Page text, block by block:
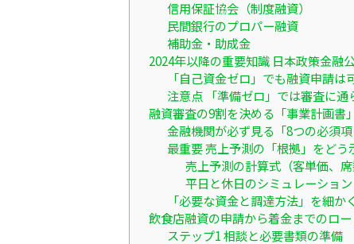
信用保証協会（制度融資）
民間銀行のプロパー融資
補助金・助成金
2024年以降の重要知識 日本政策金融
「自己資金ゼロ」でも融資申請は
注意点 「準備ゼロ」では審査に通
融資審査の9割を決める「事業計画書
金融機関が必ず見る「8つの必須項
最重要 売上予測の「根拠」をどう
売上予測の計算式（客単価、席
平日と休日のシミュレーション
「必要な資金と調達方法」を細か
飲食店融資の申請から着金までのロ
ステップ1 相談と必要書類の準備